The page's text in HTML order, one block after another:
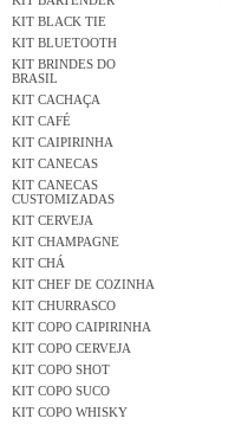
KIT BLACK TIE
KIT BLUETOOTH
KIT BRINDES DO
BRASIL
KIT CACHAÇA
KIT CAFÉ
KIT CAIPIRINHA
KIT CANECAS
KIT CANECAS
CUSTOMIZADAS
KIT CERVEJA
KIT CHAMPAGNE
KIT CHÁ
KIT CHEF DE COZINHA
KIT CHURRASCO
KIT COPO CAIPIRINHA
KIT COPO CERVEJA
KIT COPO SHOT
KIT COPO SUCO
KIT COPO WHISKY